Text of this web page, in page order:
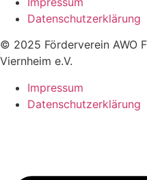
Datenschutzerklärung
© 2025 Förderverein AWO
Viernheim e.V.
Impressum
Datenschutzerklärung